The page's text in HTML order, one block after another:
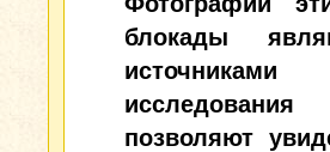
блокады
позволяют